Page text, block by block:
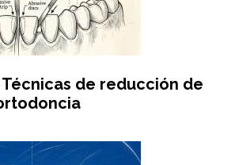
Técnicas de reducción de